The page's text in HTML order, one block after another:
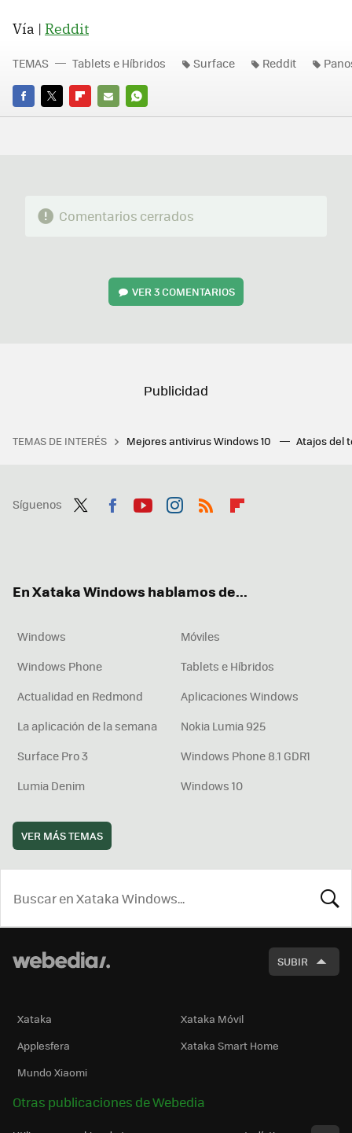
Vía | Reddit
FACEBOOK
TWITTERFLIPBOARD
E-
WHATSAPP
TEMAS Tablets e Híbridos Surface Reddit
Comentarios cerrados
VER3 COMENTARIOS
TEMAS DE INTERÉS Mejores antivirus Windows 10 Atajos del
Síguenos
En Xataka Windows hablamos de...
Windows
Móviles
Windows Phone
Tablets e Híbridos
Actualidad en Redmond
Aplicaciones Windows
La aplicación de la semana
Nokia Lumia 925
Surface Pro 3
Windows Phone 8.1 GDR1
Lumia Denim
Windows 10
VER MÁS TEMAS
SUBIR
Xataka
Xataka Móvil
Applesfera
Xataka Smart Home
Mundo Xiaomi
Otras publicaciones de Webedia